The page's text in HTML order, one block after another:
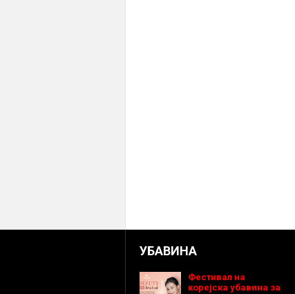
УБАВИНА
Фестивал на
корејска убавина за